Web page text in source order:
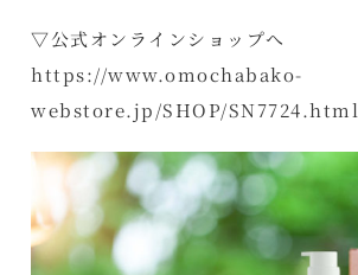
▽公式オンラインショップへ
https://www.omochabako-
webstore.jp/SHOP/SN7724.html